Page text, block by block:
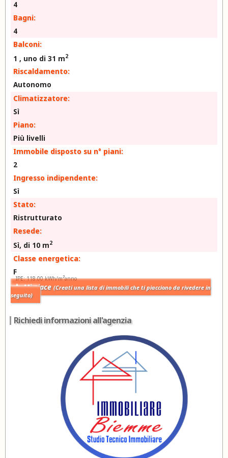
4
Bagni:
4
Balconi:
1 , uno di 31 m2
Riscaldamento:
Autonomo
Climatizzatore:
Sì
Piano:
Più livelli
Immobile disposto su n° piani:
2
Ingresso indipendente:
Sì
Stato:
Ristrutturato
Resede:
Sì, di 10 m2
Classe energetica:
F
IPE: 118.00 kWh/m2anno
Mi piace (Creati una lista di immobili che ti piacciono da rivedere in
seguito)
Richiedi informazioni all'agenzia